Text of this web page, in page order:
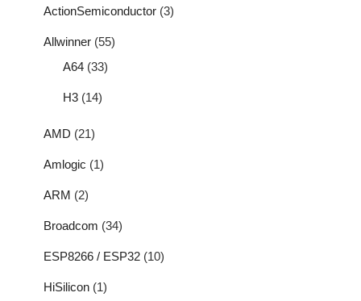
ActionSemiconductor (3)
Allwinner (55)
A64 (33)
H3 (14)
AMD (21)
Amlogic (1)
ARM (2)
Broadcom (34)
ESP8266 / ESP32 (10)
HiSilicon (1)